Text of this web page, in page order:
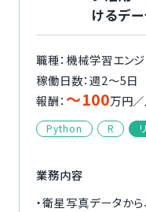
よくある質問
福利厚生
ご利用者様の声
けるデ
職種：機械学習エン
稼働日数：週2〜5日
報酬： 〜100万円／
Python R
業務内容
・衛星写真データか